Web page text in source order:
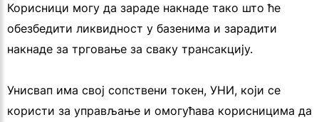
Корисници могу да зараде накнаде тако што ће
обезбедити ликвидност у базенима и зарадити
накнаде за трговање за сваку трансакцију.
Унисвап има свој сопствени токен, УНИ, који се
користи за управљање и омогућава корисницима да